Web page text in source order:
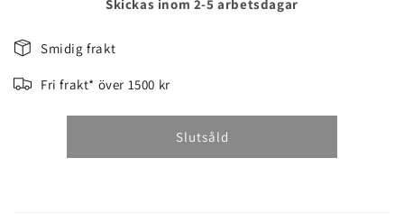
Skickas inom 2-5 arbetsdagar
Smidig frakt
Fri frakt* över 1500 kr
Slutsåld